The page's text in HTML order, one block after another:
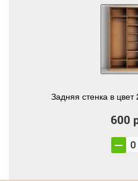
Задняя стенка в
600